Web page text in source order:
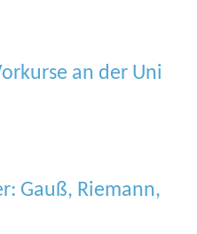
an der Uni
Gauß, Riemann,